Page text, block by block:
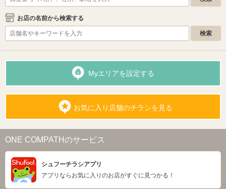
お店の名前から検索する
Myエリアを設定する
お気に入り店舗のチラシを見る
ONE COMPATHのサービス
シュフーチラシアプリ
アプリならお気に入りのお店がすぐに見つかる！